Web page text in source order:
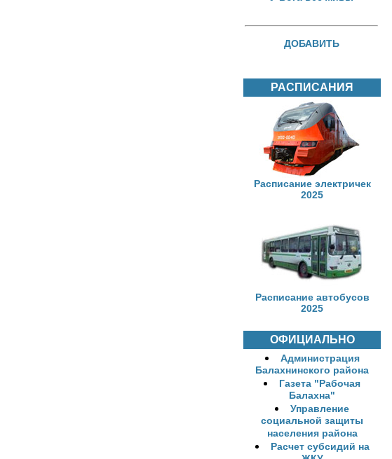
ДОБАВИТЬ
РАСПИСАНИЯ
Расписание электричек
2025
Расписание автобусов
2025
ОФИЦИАЛЬНО
Администрация
Балахнинского района
Газета "Рабочая
Балахна"
Управление
социальной защиты
населения района
Расчет субсидий на